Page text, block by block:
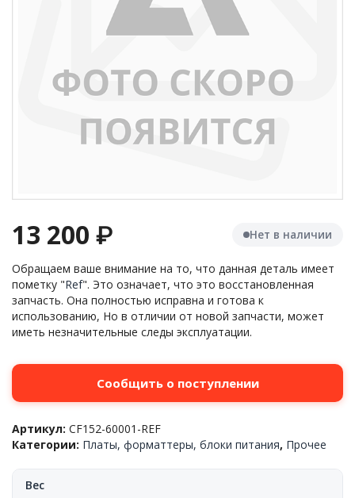
13 200 ₽
Обращаем ваше внимание на то, что данная деталь имеет
пометку "Ref". Это означает, что это восстановленная
запчасть. Она полностью исправна и готова к
использованию, Но в отличии от новой запчасти, может
иметь незначительные следы эксплуатации.
Нет в наличии
Сообщить о поступлении
Артикул: CF152-60001-REF
Категории: Платы, форматтеры, блоки питания, Прочее
Вес